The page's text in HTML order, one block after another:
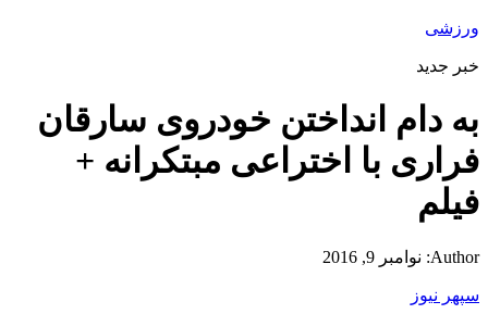
ورزشی
خبر جدید
به دام انداختن خودروی سارقان
فراری با اختراعی مبتکرانه +
فیلم
Author: نوامبر 9, 2016
سپهر نیوز